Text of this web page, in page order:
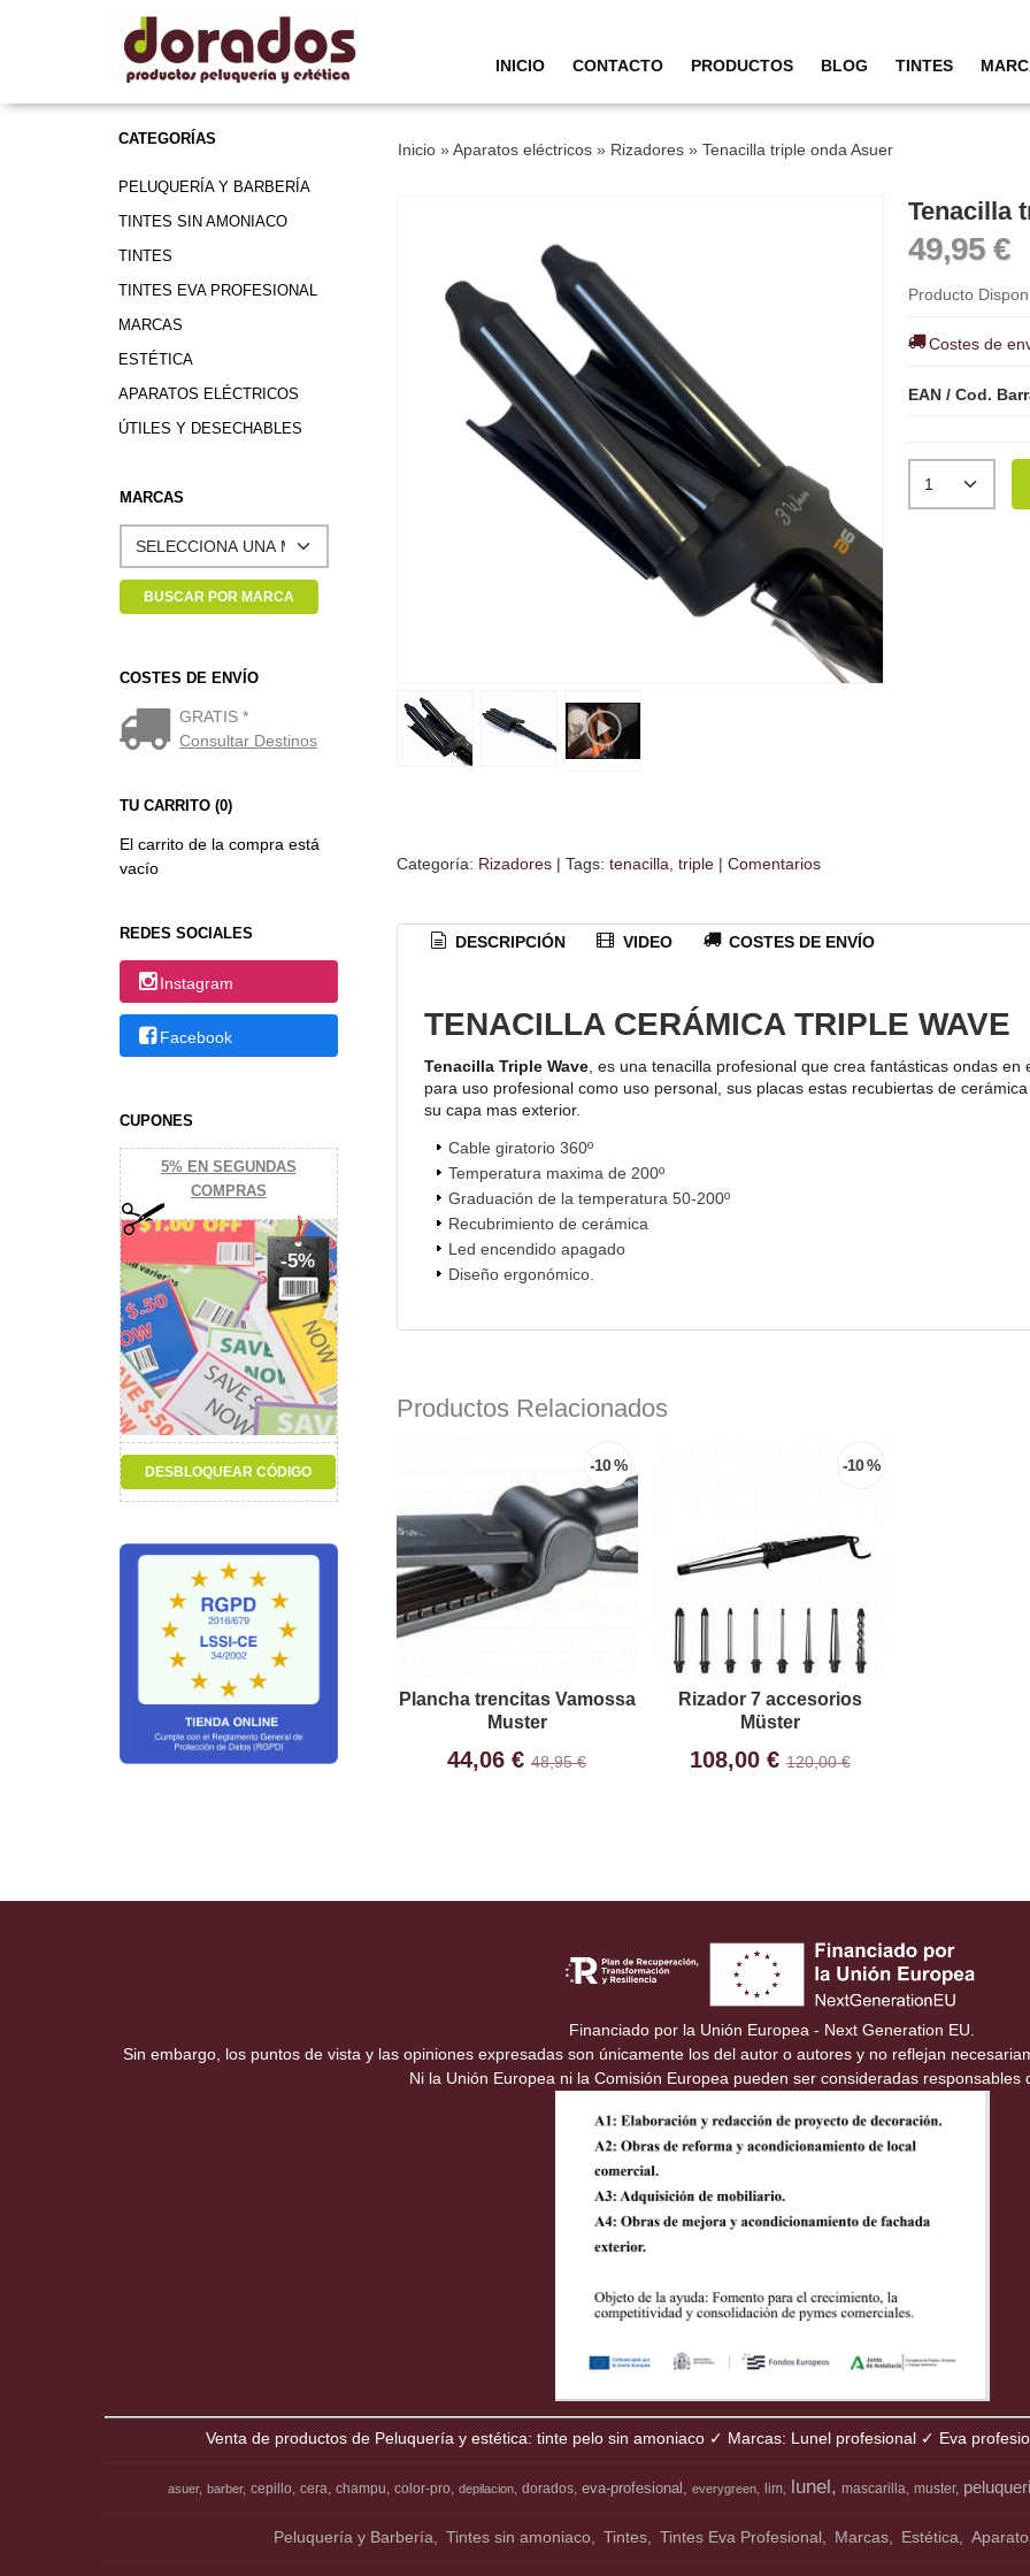
INICIO CONTACTO PRODUCTOS BLOG TINTES
CATEGORÍAS
PELUQUERÍA Y BARBERÍA
TINTES SIN AMONIACO
TINTES
TINTES EVA PROFESIONAL
MARCAS
ESTÉTICA
APARATOS ELÉCTRICOS
ÚTILES Y DESECHABLES
MARCAS
COSTES DE ENVÍO
GRATIS *
Consultar Destinos
TU CARRITO (0)
El carrito de la compra está
vacío
REDES SOCIALES
Instagram
Facebook
CUPONES
5% EN SEGUNDAS
COMPRAS
-5%
Inicio»Aparatos eléctricos» Rizadores» Tenacilla triple onda Asuer
Tenacilla
49,95 €
Producto
Costes de
EAN / Cod.
Categoría: Rizadores| Tags: tenacilla triple | Comentarios
DESCRIPCIÓN VIDEO COSTES DE ENVÍO
TENACILLA CERÁMICA TRIPLE WAVE
Tenacilla Triple Wave , es una tenacilla profesional que crea fantásticas ondas
para uso profesional como uso personal, sus placas estas recubiertas de
su capa mas exterior.
Cable giratorio 360º
Temperatura maxima de 200º
Graduación de la temperatura 50-200º
Recubrimiento de cerámica
Led encendido apagado
Diseño ergonómico.
Productos Relacionados
-10 %
Plancha trencitas Vamossa
Muster
44,06 €48,95 €
-10 %
Rizador 7 accesorios
Müster
108,00 € 120,00 €
Financiado por la Unión Europea - Next Generation EU.
Sin embargo, los puntos de vista y las opiniones expresadas son únicamente los del autor o autores y no reflejan
Ni la Unión Europea ni la Comisión Europea pueden ser consideradas responsables
Venta de productos de Peluquería y estética: tinte pelo sin amoniaco ✓ Marcas: Lunel profesional ✓ Eva
asuer barber cepillo cera champu color-pro depilacion dorados eva-profesional everygreen lim lunel mascarilla muster
Peluquería y Barbería Tintes sin amoniaco Tintes Tintes Eva Profesional Marcas Estética